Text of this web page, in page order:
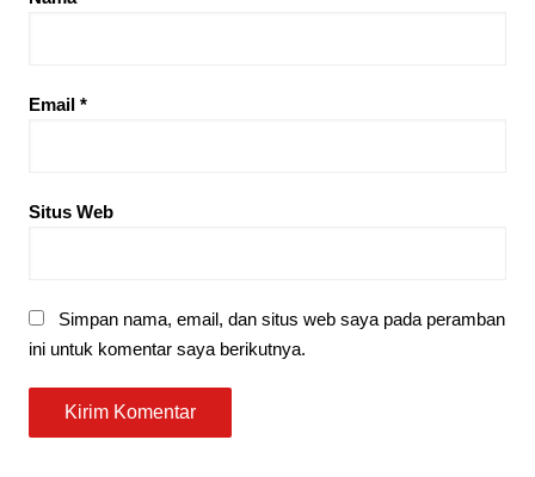
Email *
Situs Web
Simpan nama, email, dan situs web saya pada peramban
ini untuk komentar saya berikutnya.